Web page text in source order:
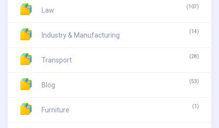
Law (107)
Industry & Manufacturing (14)
Transport (28)
Blog (53)
Furniture (1)